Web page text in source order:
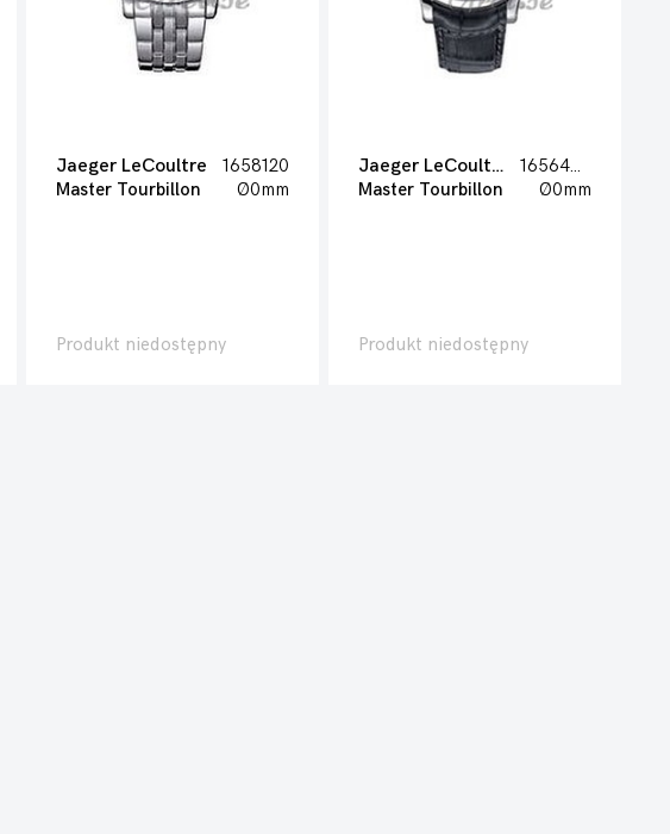
Jaeger LeCoultre
1658120
Master Tourbillon
Ø0mm
Produkt niedostępny
Jaeger LeCoultre
1656450
Master Tourbillon
Ø0mm
Produkt niedostępny